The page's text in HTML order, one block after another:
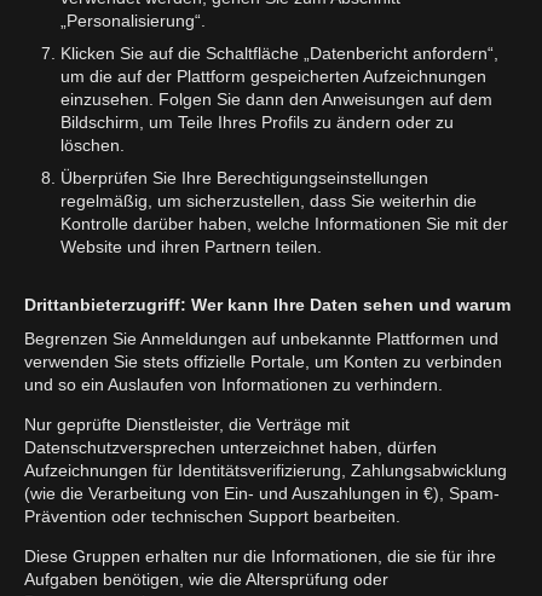
„Personalisierung“.
Klicken Sie auf die Schaltfläche „Datenbericht anfordern“,
um die auf der Plattform gespeicherten Aufzeichnungen
einzusehen. Folgen Sie dann den Anweisungen auf dem
Bildschirm, um Teile Ihres Profils zu ändern oder zu
löschen.
Überprüfen Sie Ihre Berechtigungseinstellungen
regelmäßig, um sicherzustellen, dass Sie weiterhin die
Kontrolle darüber haben, welche Informationen Sie mit der
Website und ihren Partnern teilen.
Drittanbieterzugriff: Wer kann Ihre Daten sehen und warum
Begrenzen Sie Anmeldungen auf unbekannte Plattformen und
verwenden Sie stets offizielle Portale, um Konten zu verbinden
und so ein Auslaufen von Informationen zu verhindern.
Nur geprüfte Dienstleister, die Verträge mit
Datenschutzversprechen unterzeichnet haben, dürfen
Aufzeichnungen für Identitätsverifizierung, Zahlungsabwicklung
(wie die Verarbeitung von Ein- und Auszahlungen in €), Spam-
Prävention oder technischen Support bearbeiten.
Diese Gruppen erhalten nur die Informationen, die sie für ihre
Aufgaben benötigen, wie die Altersprüfung oder